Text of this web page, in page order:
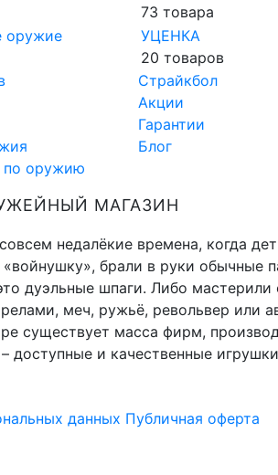
73 товара
оружие
УЦЕНКА
20 товаров
по оружию
Страйкбол
Акции
Гарантии
Блог
МАГАЗИН
недалёкие времена, когда
брали в руки обычные
дуэльные шпаги. Либо мастерили
меч, ружьё, револьвер или
существует масса фирм,
доступные и качественные
данных Публичная оферта